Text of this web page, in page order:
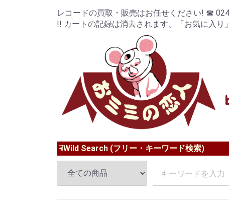
レコードの買取・販売はお任せください! ☎
!! カートの記録は消去されます、「お気に入り
☟Wild Search (フリー・キーワード検索)